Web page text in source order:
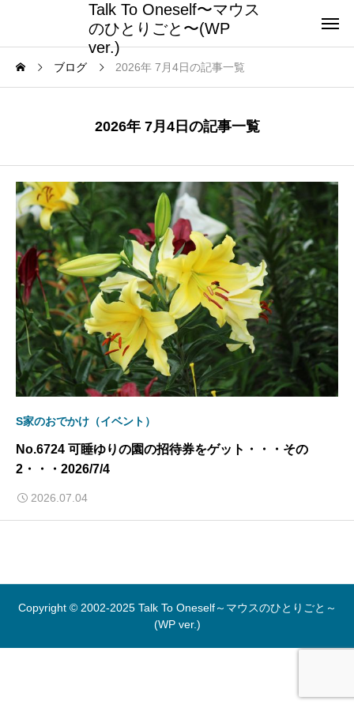
Talk To Oneself〜マウス
のひとりごと〜(WP
ver.)
ブログ 2026年 7月4日の記事一覧
2026年 7月4日の記事一覧
S家のおでかけ（イベント）
No.6724 可睡ゆりの園の招待券をゲット・・・その
2・・・2026/7/4
2026.07.04
Copyright © 2002-2025 Talk To Oneself～マウスのひとりごと～
(WP ver.)